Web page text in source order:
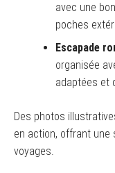
avec une
poches
Escapade
organisée
adaptées et
Des photos
en action, offrant une
voyages.